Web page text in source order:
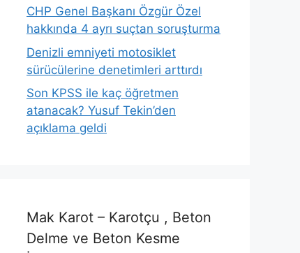
CHP Genel Başkanı Özgür Özel
hakkında 4 ayrı suçtan soruşturma
Denizli emniyeti motosiklet
sürücülerine denetimleri arttırdı
Son KPSS ile kaç öğretmen
atanacak? Yusuf Tekin’den
açıklama geldi
Mak Karot – Karotçu , Beton
Delme ve Beton Kesme